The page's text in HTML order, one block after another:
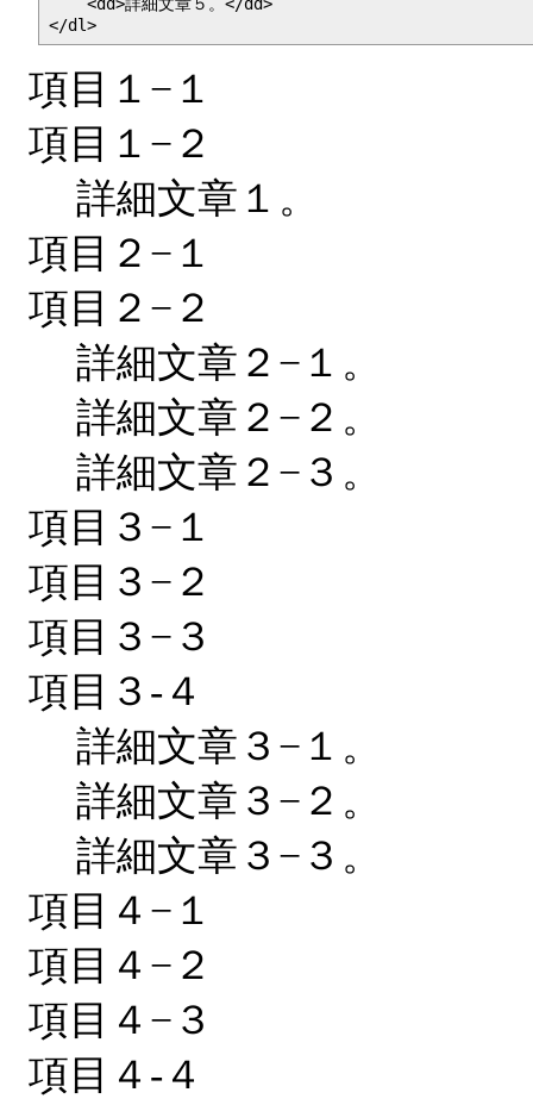
</dl>
項目１−１
項目１−２
詳細文章１。
項目２−１
項目２−２
詳細文章２−１。
詳細文章２−２。
詳細文章２−３。
項目３−１
項目３−２
項目３−３
項目３-４
詳細文章３−１。
詳細文章３−２。
詳細文章３−３。
項目４−１
項目４−２
項目４−３
項目４-４